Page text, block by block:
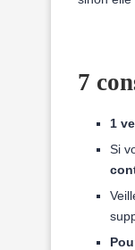
7
1
Si